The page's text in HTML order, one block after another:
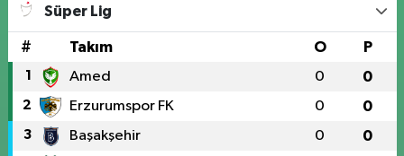
Süper Lig
# Takım O P
1 Amed 0 0
2 Erzurumspor FK 0 0
3 Başakşehir 0 0